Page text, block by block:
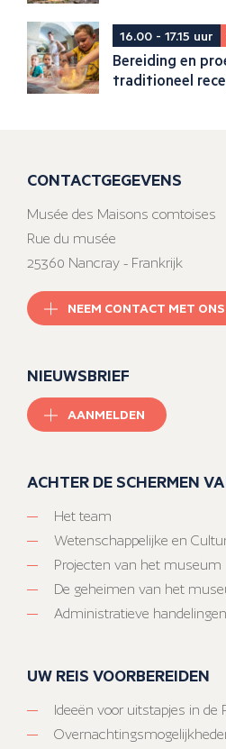
16.00 - 17.15 uur
Bereiding en
traditioneel
CONTACTGEGEVENS
Musée des Maisons comtoises
Rue du musée
25360 Nancray - Frankrijk
NEEM CONTACT MET
NIEUWSBRIEF
AANMELDEN
ACHTER DE SCHERMEN
Het team
Wetenschappelijke en
Projecten van het museum
De geheimen van het
Administratieve handelingen
UW REIS VOORBEREIDEN
Ideeën voor uitstapjes in de